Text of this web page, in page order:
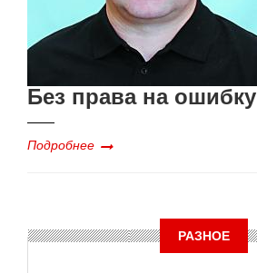
Без права на ошибку
Подробнее
РАЗНОЕ